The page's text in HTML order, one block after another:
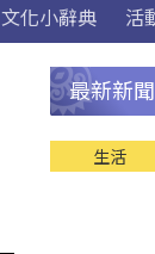
文化小辭典 活
最新新聞
生活